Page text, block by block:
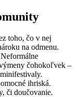
toho, čo v nej
na odmenu.
čohokoľvek –
ihriská.
či doučovanie.